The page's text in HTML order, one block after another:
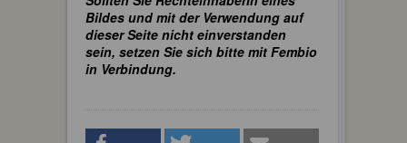
Bildes und mit der Verwendung auf
dieser Seite nicht einverstanden
sein, setzen Sie sich bitte mit Fembio
in Verbindung.